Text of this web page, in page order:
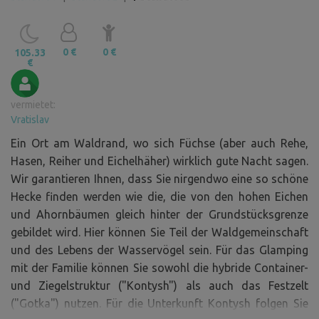
105.33
€
0 € 0 €
vermietet:
Vratislav
Ein Ort am Waldrand, wo sich Füchse (aber auch Rehe,
Hasen, Reiher und Eichelhäher) wirklich gute Nacht sagen.
Wir garantieren Ihnen, dass Sie nirgendwo eine so schöne
Hecke finden werden wie die, die von den hohen Eichen
und Ahornbäumen gleich hinter der Grundstücksgrenze
gebildet wird. Hier können Sie Teil der Waldgemeinschaft
und des Lebens der Wasservögel sein. Für das Glamping
mit der Familie können Sie sowohl die hybride Container-
und Ziegelstruktur ("Kontysh") als auch das Festzelt
("Gotka") nutzen. Für die Unterkunft Kontysh folgen Sie